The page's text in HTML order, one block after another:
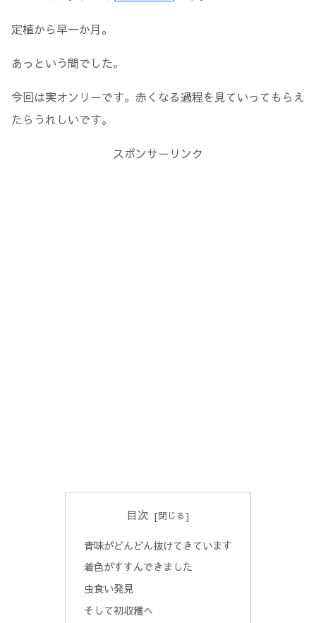
定植から早一か月。
あっという間でした。
今回は実オンリーです。赤くなる過程を見ていってもらえ
たらうれしいです。
スポンサーリンク
目次
青味がどんどん抜けてきています
着色がすすんできました
虫食い発見
そして初収穫へ